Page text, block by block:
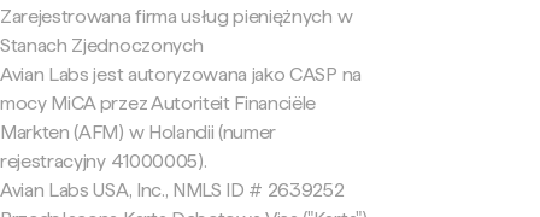
Zarejestrowana firma usług pieniężnych w
Stanach Zjednoczonych
Avian Labs jest autoryzowana jako CASP na
mocy MiCA przez Autoriteit Financiële
Markten (AFM) w Holandii (numer
rejestracyjny 41000005).
Avian Labs USA, Inc., NMLS ID # 2639252